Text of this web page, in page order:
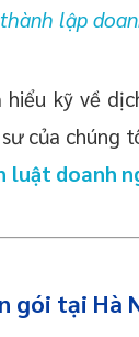
lập
kỹ về
của chúng
luật doanh
gói tại Hà